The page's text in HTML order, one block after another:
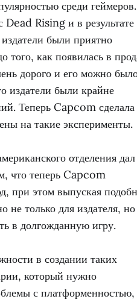
среди геймеров.
Dead Rising и в
были приятно
того, как появилась в
дорого и его можно
издатели были крайне
Теперь Capcom сделала
на такие эксперименты.
отделения дал
что теперь Capcom
при этом выпуская
не только для издателя,
в долгожданную игру.
в создании таких
который нужно
с платформенностью,